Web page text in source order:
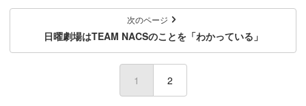
次のページ
日曜劇場はTEAM NACSのことを「わかっている」
1 (current)
2